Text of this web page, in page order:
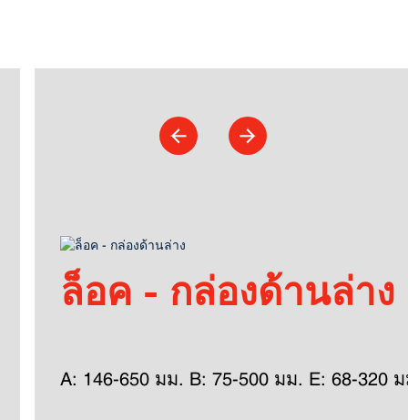
ล็อค - กล่องด้านล่าง
A: 146-650 มม. B: 75-500 มม. E: 68-320